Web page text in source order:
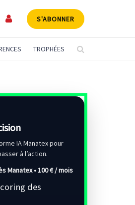
S'ABONNER
TROPHÉES
IA Manatex pour
à l’action.
Manatex •100 € / mois
des